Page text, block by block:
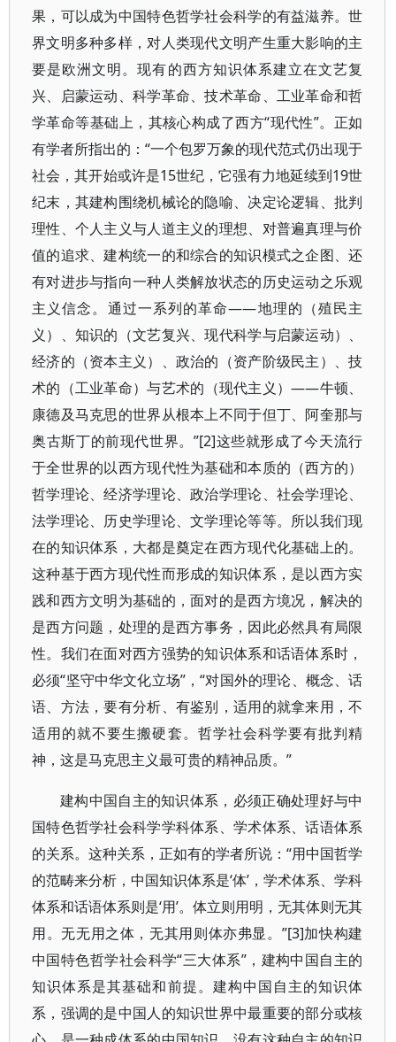
果，可以成为中国特色哲学社会科学的有益滋养。世
界文明多种多样，对人类现代文明产生重大影响的主
要是欧洲文明。现有的西方知识体系建立在文艺复
兴、启蒙运动、科学革命、技术革命、工业革命和哲
学革命等基础上，其核心构成了西方“现代性”。正如
有学者所指出的：“一个包罗万象的现代范式仍出现于
社会，其开始或许是15世纪，它强有力地延续到19世
纪末，其建构围绕机械论的隐喻、决定论逻辑、批判
理性、个人主义与人道主义的理想、对普遍真理与价
值的追求、建构统一的和综合的知识模式之企图、还
有对进步与指向一种人类解放状态的历史运动之乐观
主义信念。通过一系列的革命——地理的（殖民主
义）、知识的（文艺复兴、现代科学与启蒙运动）、
经济的（资本主义）、政治的（资产阶级民主）、技
术的（工业革命）与艺术的（现代主义）——牛顿、
康德及马克思的世界从根本上不同于但丁、阿奎那与
奥古斯丁的前现代世界。”[2]这些就形成了今天流行
于全世界的以西方现代性为基础和本质的（西方的）
哲学理论、经济学理论、政治学理论、社会学理论、
法学理论、历史学理论、文学理论等等。所以我们现
在的知识体系，大都是奠定在西方现代化基础上的。
这种基于西方现代性而形成的知识体系，是以西方实
践和西方文明为基础的，面对的是西方境况，解决的
是西方问题，处理的是西方事务，因此必然具有局限
性。我们在面对西方强势的知识体系和话语体系时，
必须“坚守中华文化立场”，“对国外的理论、概念、话
语、方法，要有分析、有鉴别，适用的就拿来用，不
适用的就不要生搬硬套。哲学社会科学要有批判精
神，这是马克思主义最可贵的精神品质。”
建构中国自主的知识体系，必须正确处理好与中
国特色哲学社会科学学科体系、学术体系、话语体系
的关系。这种关系，正如有的学者所说：“用中国哲学
的范畴来分析，中国知识体系是‘体’，学术体系、学科
体系和话语体系则是‘用’。体立则用明，无其体则无其
用。无无用之体，无其用则体亦弗显。”[3]加快构建
中国特色哲学社会科学“三大体系”，建构中国自主的
知识体系是其基础和前提。建构中国自主的知识体
系，强调的是中国人的知识世界中最重要的部分或核